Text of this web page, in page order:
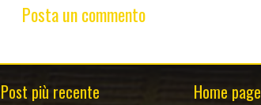
Posta un commento
Post più recente Home page